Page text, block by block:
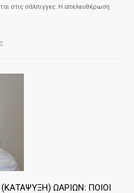
στις σάλπιγγες. Η απελευθέρωση
ΩΑΡΙΩΝ: ΠΟΙΟΙ